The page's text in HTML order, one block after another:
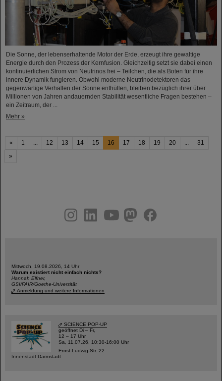
Die Sonne, der lebenserhaltende Motor der Erde, erzeugt ihre gewaltige
Energie durch den Prozess der Kernfusion. Gleichzeitig setzt sie dabei einen
kontinuierlichen Strom von Neutrinos frei – Teilchen, die als Boten für ihre
innere Dynamik fungieren. Obwohl moderne Neutrinodetektoren das
gegenwärtige Verhalten der Sonne enthüllen, bleiben bezüglich ihrer über
Millionen von Jahren andauernden Stabilität wesentliche Fragen bestehen –
ein Zeitraum, der ...
Mehr »
« 1 12 13 14 15 16 17 18 19 20
31
»
youtubehelmholtz.socialfacebook
Mittwoch, 19.08.2026, 14 Uhr
Warum existiert nicht einfach nichts?
Hannah Elfner,
GSI/FAIR/Goethe-Universität
Anmeldung und weitere Informationen
SCIENCE POP-UP
geöffnet Di – Fr,
12 – 17 Uhr
Sa, 11.07.26, 10:30-16:00 Uhr
Ernst-Ludwig-Str. 22
Innenstadt Darmstadt